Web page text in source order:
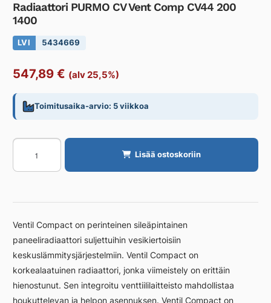
Radiaattori PURMO CV Vent Comp CV44 200
1400
LVI 5434669
547,89 € (alv 25,5%)
Toimitusaika-arvio: 5 viikkoa
Radiaattori
PURMO
CV
Comp
200
1400
määrä
Lisää ostoskoriin
Ventil Compact on perinteinen sileäpintainen
paneeliradiaattori suljettuihin vesikiertoisiin
keskuslämmitysjärjestelmiin. Ventil Compact on
korkealaatuinen radiaattori, jonka viimeistely on erittäin
hienostunut. Sen integroitu venttiililaitteisto mahdollistaa
houkuttelevan ja helpon asennuksen. Ventil Compact on